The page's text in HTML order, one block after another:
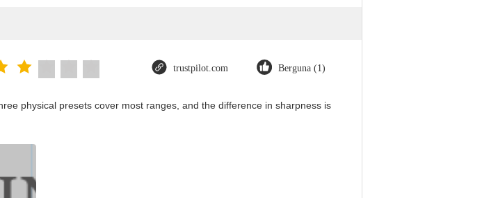
trustpilot.com Berguna (1)
physical presets cover most ranges, and the difference in sharpness is